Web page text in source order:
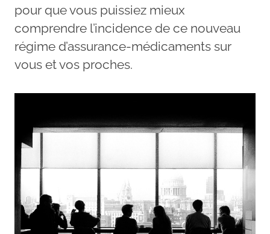
pour que vous puissiez mieux
comprendre l’incidence de ce nouveau
régime d’assurance-médicaments sur
vous et vos proches.